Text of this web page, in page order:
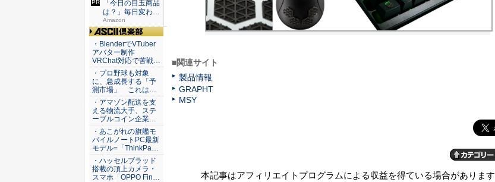
■関連サイト
製品情報
GRAPHT
MSY
本記事はアフィリエイトプログラムによる収益を得ている場合があります
「今日の目玉商品
は？」毎日変わる
Amaz...
Amazon
ASCII倶楽部
・BlenderでVTuber
アバター制作
VRChat対応で苦戦…
・プロ野球も対象
に、急成長する「予
測市場」 これは…
・アマゾン配送を支
える物流大手、ステ
ーブルコイン企業…
・あこがれの旗艦モ
バイルノートPC最新
モデル=「ThinkPa…
・ハッセルブラッド
搭載の頂上カメラ・
スマホ「OPPO Fin…